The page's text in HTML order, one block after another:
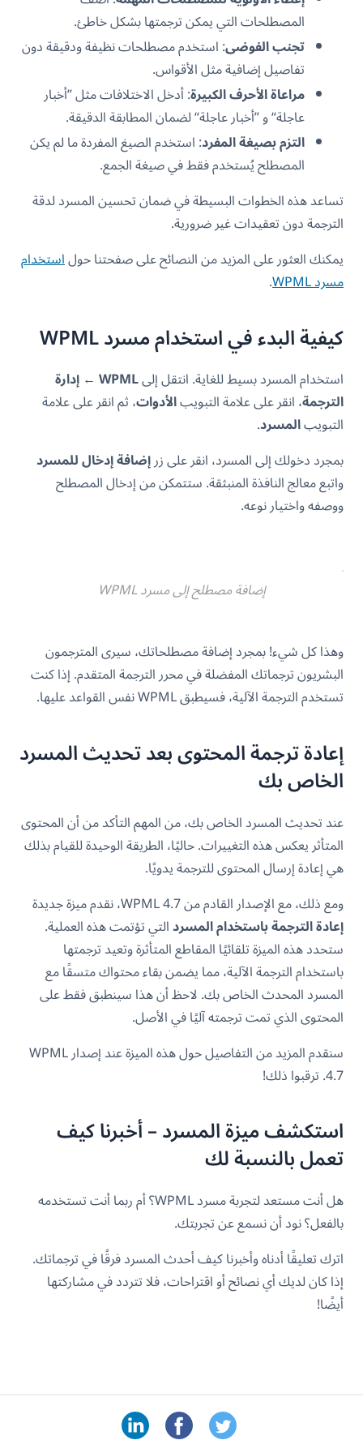
المصطلحات التي يمكن ترجمتها بشكل خاطئ.
تجنب الفوضى: استخدم مصطلحات نظيفة ودقيقة دون
تفاصيل إضافية مثل الأقواس.
مراعاة الأحرف الكبيرة: أدخل الاختلافات مثل ”أخبار
عاجلة“ و ”أخبار عاجلة“ لضمان المطابقة الدقيقة.
التزم بصيغة المفرد: استخدم الصيغ المفردة ما لم يكن
المصطلح يُستخدم فقط في صيغة الجمع.
تساعد هذه الخطوات البسيطة في ضمان تحسين المسرد لدقة
الترجمة دون تعقيدات غير ضرورية.
يمكنك العثور على المزيد من النصائح على صفحتنا حولاستخدام
مسرد WPML
.
كيفية البدء في استخدام مسرد WPML
استخدام المسرد بسيط للغاية. انتقل إلىWPML
← إدارة
الترجمة، انقر على علامة التبويبالأدوات، ثم انقر على علامة
التبويبالمسرد.
بمجرد دخولك إلى المسرد، انقر على زرإضافة إدخال للمسرد
واتبع معالج النافذة المنبثقة. ستتمكن من إدخال المصطلح
ووصفه واختيار نوعه.
إضافة مصطلح إلى مسرد WPML
وهذا كل شيء! بمجرد إضافة مصطلحاتك، سيرى المترجمون
البشريون ترجماتك المفضلة في محرر الترجمة المتقدم. إذا كنت
تستخدم الترجمة الآلية، فسيطبق WPML نفس القواعد عليها.
إعادة ترجمة المحتوى بعد تحديث المسرد
الخاص بك
عند تحديث المسرد الخاص بك، من المهم التأكد من أن المحتوى
المتأثر يعكس هذه التغييرات. حاليًا، الطريقة الوحيدة للقيام بذلك
هي إعادة إرسال المحتوى للترجمة يدويًا.
ومع ذلك، مع الإصدار القادم من WPML 4.7، نقدم ميزة جديدة
إعادة الترجمة باستخدام المسردالتي تؤتمت هذه العملية.
ستحدد هذه الميزة تلقائيًا المقاطع المتأثرة وتعيد ترجمتها
باستخدام الترجمة الآلية، مما يضمن بقاء محتواك متسقًا مع
المسرد المحدث الخاص بك. لاحظ أن هذا سينطبق فقط على
المحتوى الذي تمت ترجمته آليًا في الأصل.
سنقدم المزيد من التفاصيل حول هذه الميزة عند إصدار WPML
4.7. ترقبوا ذلك!
استكشف ميزة المسرد – أخبرنا كيف
تعمل بالنسبة لك
هل أنت مستعد لتجربة مسرد WPML؟ أم ربما أنت تستخدمه
بالفعل؟ نود أن نسمع عن تجربتك.
اترك تعليقًا أدناه وأخبرنا كيف أحدث المسرد فرقًا في ترجماتك.
إذا كان لديك أي نصائح أو اقتراحات، فلا تتردد في مشاركتها
أيضًا!